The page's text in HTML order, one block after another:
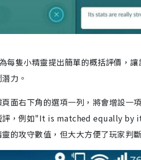
每隻小精靈提出簡單的概括評價，
力。
面右下角的選項一列，將會增設一
評，例如"It is matched equally
的攻守數值，但大大方便了玩家判